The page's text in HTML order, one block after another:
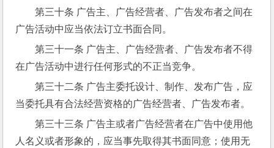
第三十条 广告主、广告经营者、广告发布者之间在
广告活动中应当依法订立书面合同。
第三十一条 广告主、广告经营者、广告发布者不得
在广告活动中进行任何形式的不正当竞争。
第三十二条 广告主委托设计、制作、发布广告，应
当委托具有合法经营资格的广告经营者、广告发布者。
第三十三条 广告主或者广告经营者在广告中使用他
人名义或者形象的，应当事先取得其书面同意；使用无